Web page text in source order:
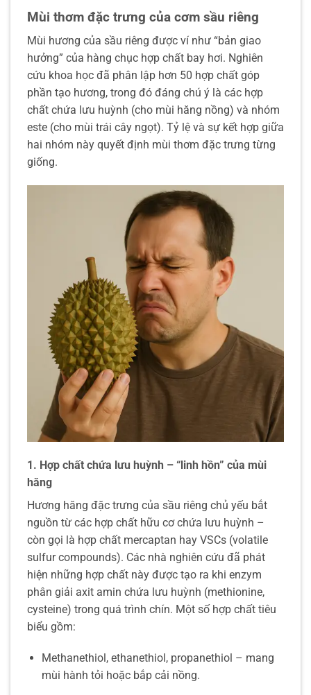
Mùi thơm đặc trưng của cơm sầu riêng
Mùi hương của sầu riêng được ví như “bản giao
hưởng” của hàng chục hợp chất bay hơi. Nghiên
cứu khoa học đã phân lập hơn 50 hợp chất góp
phần tạo hương, trong đó đáng chú ý là các hợp
chất chứa lưu huỳnh (cho mùi hăng nồng) và nhóm
este (cho mùi trái cây ngọt). Tỷ lệ và sự kết hợp giữa
hai nhóm này quyết định mùi thơm đặc trưng từng
giống.
1. Hợp chất chứa lưu huỳnh – “linh hồn” của mùi
hăng
Hương hăng đặc trưng của sầu riêng chủ yếu bắt
nguồn từ các hợp chất hữu cơ chứa lưu huỳnh –
còn gọi là hợp chất mercaptan hay VSCs (volatile
sulfur compounds). Các nhà nghiên cứu đã phát
hiện những hợp chất này được tạo ra khi enzym
phân giải axit amin chứa lưu huỳnh (methionine,
cysteine) trong quá trình chín. Một số hợp chất tiêu
biểu gồm:
Methanethiol, ethanethiol, propanethiol – mang
mùi hành tỏi hoặc bắp cải nồng.